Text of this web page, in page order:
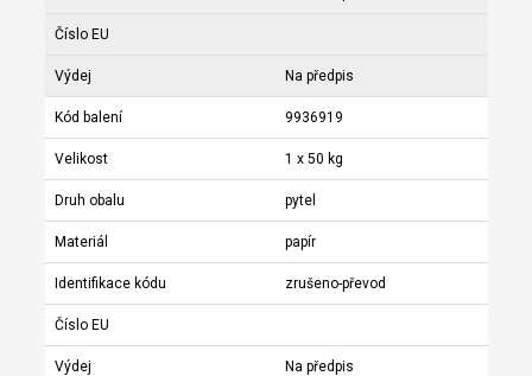
Číslo EU
Výdej Na předpis
Kód balení 9936919
Velikost 1 x 50 kg
Druh obalu pytel
Materiál papír
Identifikace kódu zrušeno-převod
Číslo EU
Výdej Na předpis